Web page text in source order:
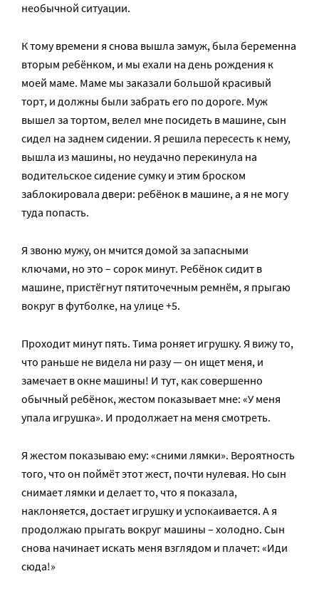
необычной ситуации.
К тому времени я снова вышла замуж, была беременна
вторым ребёнком, и мы ехали на день рождения к
моей маме. Маме мы заказали большой красивый
торт, и должны были забрать его по дороге. Муж
вышел за тортом, велел мне посидеть в машине, сын
сидел на заднем сидении. Я решила пересесть к нему,
вышла из машины, но неудачно перекинула на
водительское сидение сумку и этим броском
заблокировала двери: ребёнок в машине, а я не могу
туда попасть.
Я звоню мужу, он мчится домой за запасными
ключами, но это – сорок минут. Ребёнок сидит в
машине, пристёгнут пятиточечным ремнём, я прыгаю
вокруг в футболке, на улице +5.
Проходит минут пять. Тима роняет игрушку. Я вижу то,
что раньше не видела ни разу — он ищет меня, и
замечает в окне машины! И тут, как совершенно
обычный ребёнок, жестом показывает мне: «У меня
упала игрушка». И продолжает на меня смотреть.
Я жестом показываю ему: «сними лямки». Вероятность
того, что он поймёт этот жест, почти нулевая. Но сын
снимает лямки и делает то, что я показала,
наклоняется, достает игрушку и успокаивается. А я
продолжаю прыгать вокруг машины – холодно. Сын
снова начинает искать меня взглядом и плачет: «Иди
сюда!»